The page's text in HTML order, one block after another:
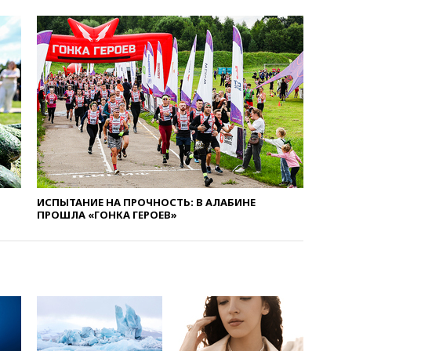
территорией РФ
09:25Ильский НПЗ на Кубани
загорелся после падения
обломков дрона
08:57Собянин сообщил о
девяти БПЛА, сбитых на
подлете к Москве
08:42Силы ПВО сбили почти
400 БПЛА над российскими
регионами
08:16Лукашенко призвал
белорусов покупать избы в
США и Колумбия
обсуждают координацию
усилий против наркотрафика
ИСПЫТАНИЕ НА ПРОЧНОСТЬ: В АЛАБИНЕ
ПРОШЛА «ГОНКА ГЕРОЕВ»